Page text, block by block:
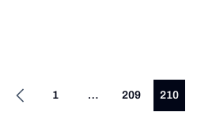
1 … 209 210